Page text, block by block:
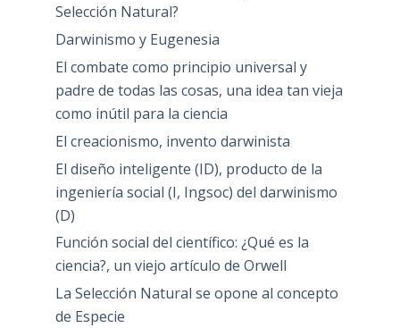
Selección Natural?
Darwinismo y Eugenesia
El combate como principio universal y
padre de todas las cosas, una idea tan vieja
como inútil para la ciencia
El creacionismo, invento darwinista
El diseño inteligente (ID), producto de la
ingeniería social (I, Ingsoc) del darwinismo
(D)
Función social del científico: ¿Qué es la
ciencia?, un viejo artículo de Orwell
La Selección Natural se opone al concepto
de Especie